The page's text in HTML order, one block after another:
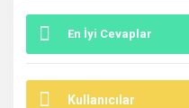
En İyi Cevaplar
Kullanıcılar